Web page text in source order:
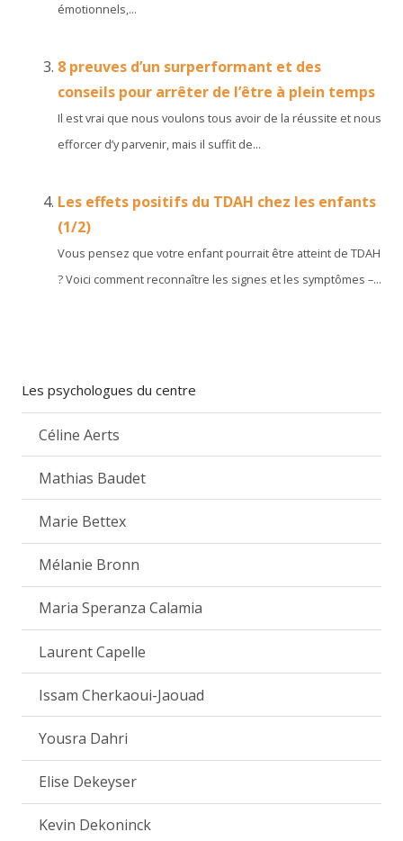
émotionnels,...
8 preuves d’un surperformant et des
conseils pour arrêter de l’être à plein temps
Il est vrai que nous voulons tous avoir de la réussite et nous
efforcer d’y parvenir, mais il suffit de...
Les effets positifs du TDAH chez les enfants
(1/2)
Vous pensez que votre enfant pourrait être atteint de TDAH
? Voici comment reconnaître les signes et les symptômes –...
Les psychologues du centre
Céline Aerts
Mathias Baudet
Marie Bettex
Mélanie Bronn
Maria Speranza Calamia
Laurent Capelle
Issam Cherkaoui-Jaouad
Yousra Dahri
Elise Dekeyser
Kevin Dekoninck